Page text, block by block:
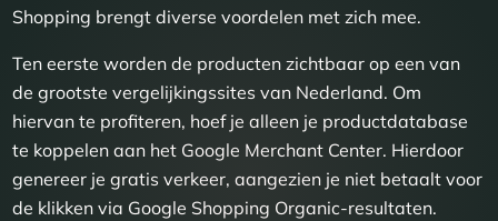
Shopping brengt diverse voordelen met zich mee.
Ten eerste worden de producten zichtbaar op een van
de grootste vergelijkingssites van Nederland. Om
hiervan te profiteren, hoef je alleen je productdatabase
te koppelen aan het Google Merchant Center. Hierdoor
genereer je gratis verkeer, aangezien je niet betaalt voor
de klikken via Google Shopping Organic-resultaten.